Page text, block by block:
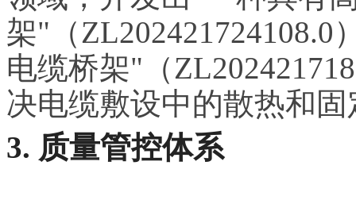
架"（
电缆桥架"（
决电缆敷设中的散热和
3. 质量管控体系